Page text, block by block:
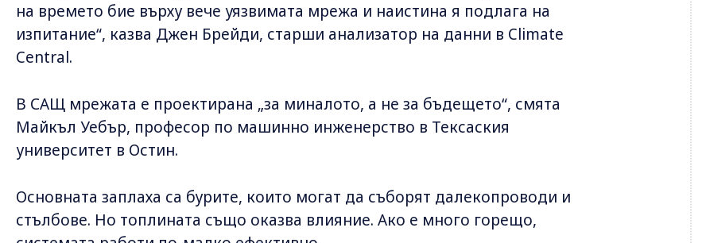
на времето бие върху вече уязвимата мрежа и наистина я подлага на
изпитание“, казва Джен Брейди, старши анализатор на данни в Climate
Central.
В САЩ мрежата е проектирана „за миналото, а не за бъдещето“, смята
Майкъл Уебър, професор по машинно инженерство в Тексаския
университет в Остин.
Основната заплаха са бурите, които могат да съборят далекопроводи и
стълбове. Но топлината също оказва влияние. Ако е много горещо,